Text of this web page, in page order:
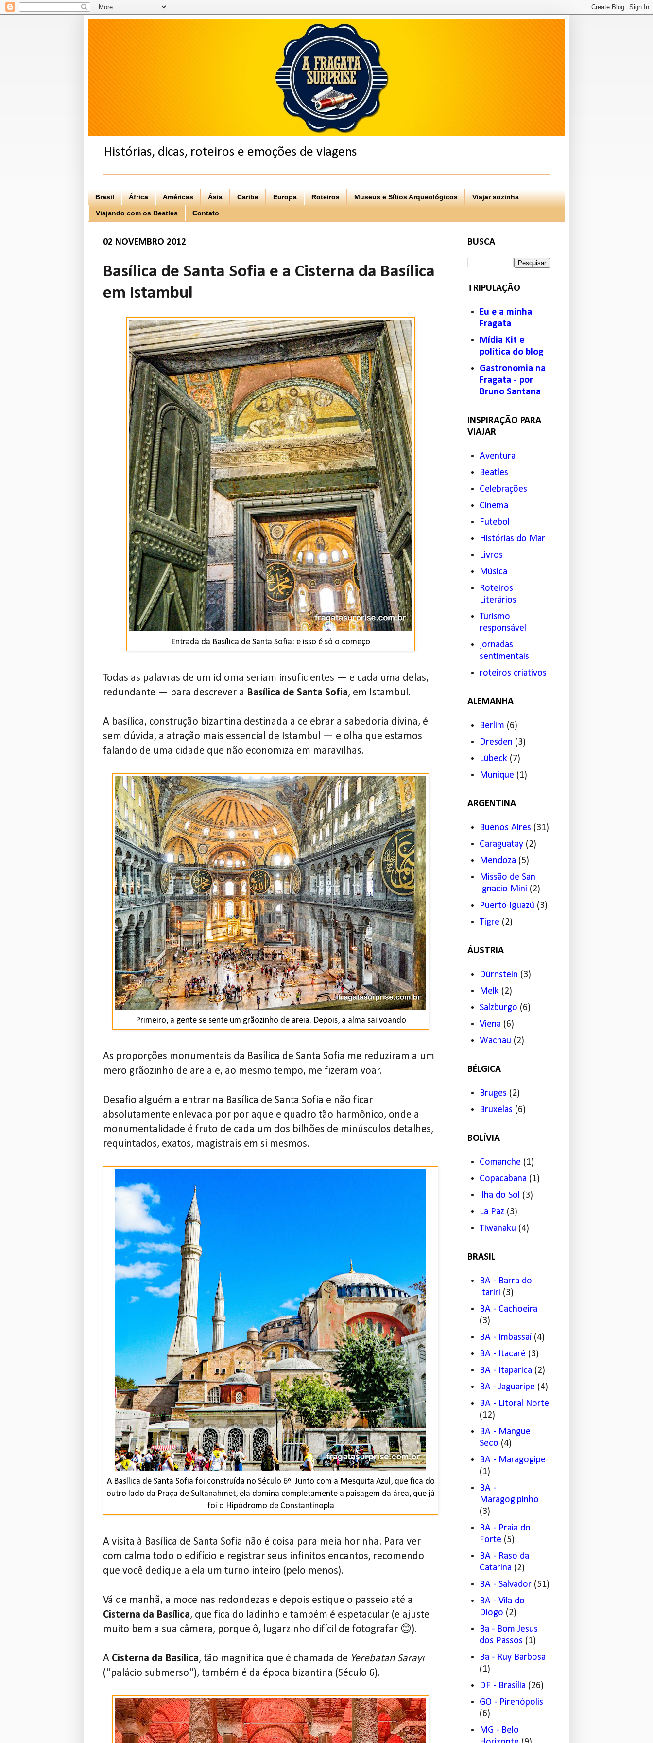
Histórias, dicas, roteiros e emoções de viagens
Brasil África Américas Ásia Caribe Europa Roteiros Museus e Sítios Arqueológicos Viajar sozinha
Viajando com os Beatles Contato
02 NOVEMBRO 2012
Basílica de Santa Sofia e a Cisterna da Basílica
em Istambul
Entrada da Basílica de Santa Sofia: e isso é só o começo
Todas as palavras de um idioma seriam insuficientes — e cada uma delas,
redundante — para descrever a Basílica de Santa Sofia, em Istambul.
A basílica, construção bizantina destinada a celebrar a sabedoria divina, é
sem dúvida, a atração mais essencial de Istambul — e olha que estamos
falando de uma cidade que não economiza em maravilhas.
Primeiro, a gente se sente um grãozinho de areia. Depois, a alma sai voando
As proporções monumentais da Basílica de Santa Sofia me reduziram a um
mero grãozinho de areia e, ao mesmo tempo, me fizeram voar.
Desafio alguém a entrar na Basílica de Santa Sofia e não ficar
absolutamente enlevada por por aquele quadro tão harmônico, onde a
monumentalidade é fruto de cada um dos bilhões de minúsculos detalhes,
requintados, exatos, magistrais em si mesmos.
A Basílica de Santa Sofia foi construída no Século 6º. Junto com a Mesquita Azul, que fica do
outro lado da Praça de Sultanahmet, ela domina completamente a paisagem da área, que já
foi o Hipódromo de Constantinopla
A visita à Basílica de Santa Sofia não é coisa para meia horinha. Para ver
com calma todo o edifício e registrar seus infinitos encantos, recomendo
que você dedique a ela um turno inteiro (pelo menos).
Vá de manhã, almoce nas redondezas e depois estique o passeio até a
Cisterna da Basílica, que fica do ladinho e também é espetacular (e ajuste
muito bem a sua câmera, porque ô, lugarzinho difícil de fotografar 😊).
A Cisterna da Basílica, tão magnífica que é chamada de Yerebatan Sarayı
("palácio submerso"), também é da época bizantina (Século 6).
BUSCA
TRIPULAÇÃO
Eu e a minha
Fragata
Mídia Kit e
política do blog
Gastronomia na
Fragata - por
Bruno Santana
INSPIRAÇÃO PARA
VIAJAR
Aventura
Beatles
Celebrações
Cinema
Futebol
Histórias do Mar
Livros
Música
Roteiros
Literários
Turismo
responsável
jornadas
sentimentais
roteiros criativos
ALEMANHA
Berlim (6)
Dresden (3)
Lübeck (7)
Munique (1)
ARGENTINA
Buenos Aires (31)
Caraguatay (2)
Mendoza (5)
Missão de San
Ignacio Miní (2)
Puerto Iguazú (3)
Tigre (2)
ÁUSTRIA
Dürnstein (3)
Melk (2)
Salzburgo (6)
Viena (6)
Wachau (2)
BÉLGICA
Bruges (2)
Bruxelas (6)
BOLÍVIA
Comanche (1)
Copacabana (1)
Ilha do Sol (3)
La Paz (3)
Tiwanaku (4)
BRASIL
BA - Barra do
Itariri (3)
BA - Cachoeira
(3)
BA - Imbassaí (4)
BA - Itacaré (3)
BA - Itaparica (2)
BA - Jaguaripe (4)
BA - Litoral Norte
(12)
BA - Mangue
Seco (4)
BA - Maragogipe
(1)
BA -
Maragogipinho
(3)
BA - Praia do
Forte (5)
BA - Raso da
Catarina (2)
BA - Salvador (51)
BA - Vila do
Diogo (2)
Ba - Bom Jesus
dos Passos (1)
Ba - Ruy Barbosa
(1)
DF - Brasília (26)
GO - Pirenópolis
(6)
MG - Belo